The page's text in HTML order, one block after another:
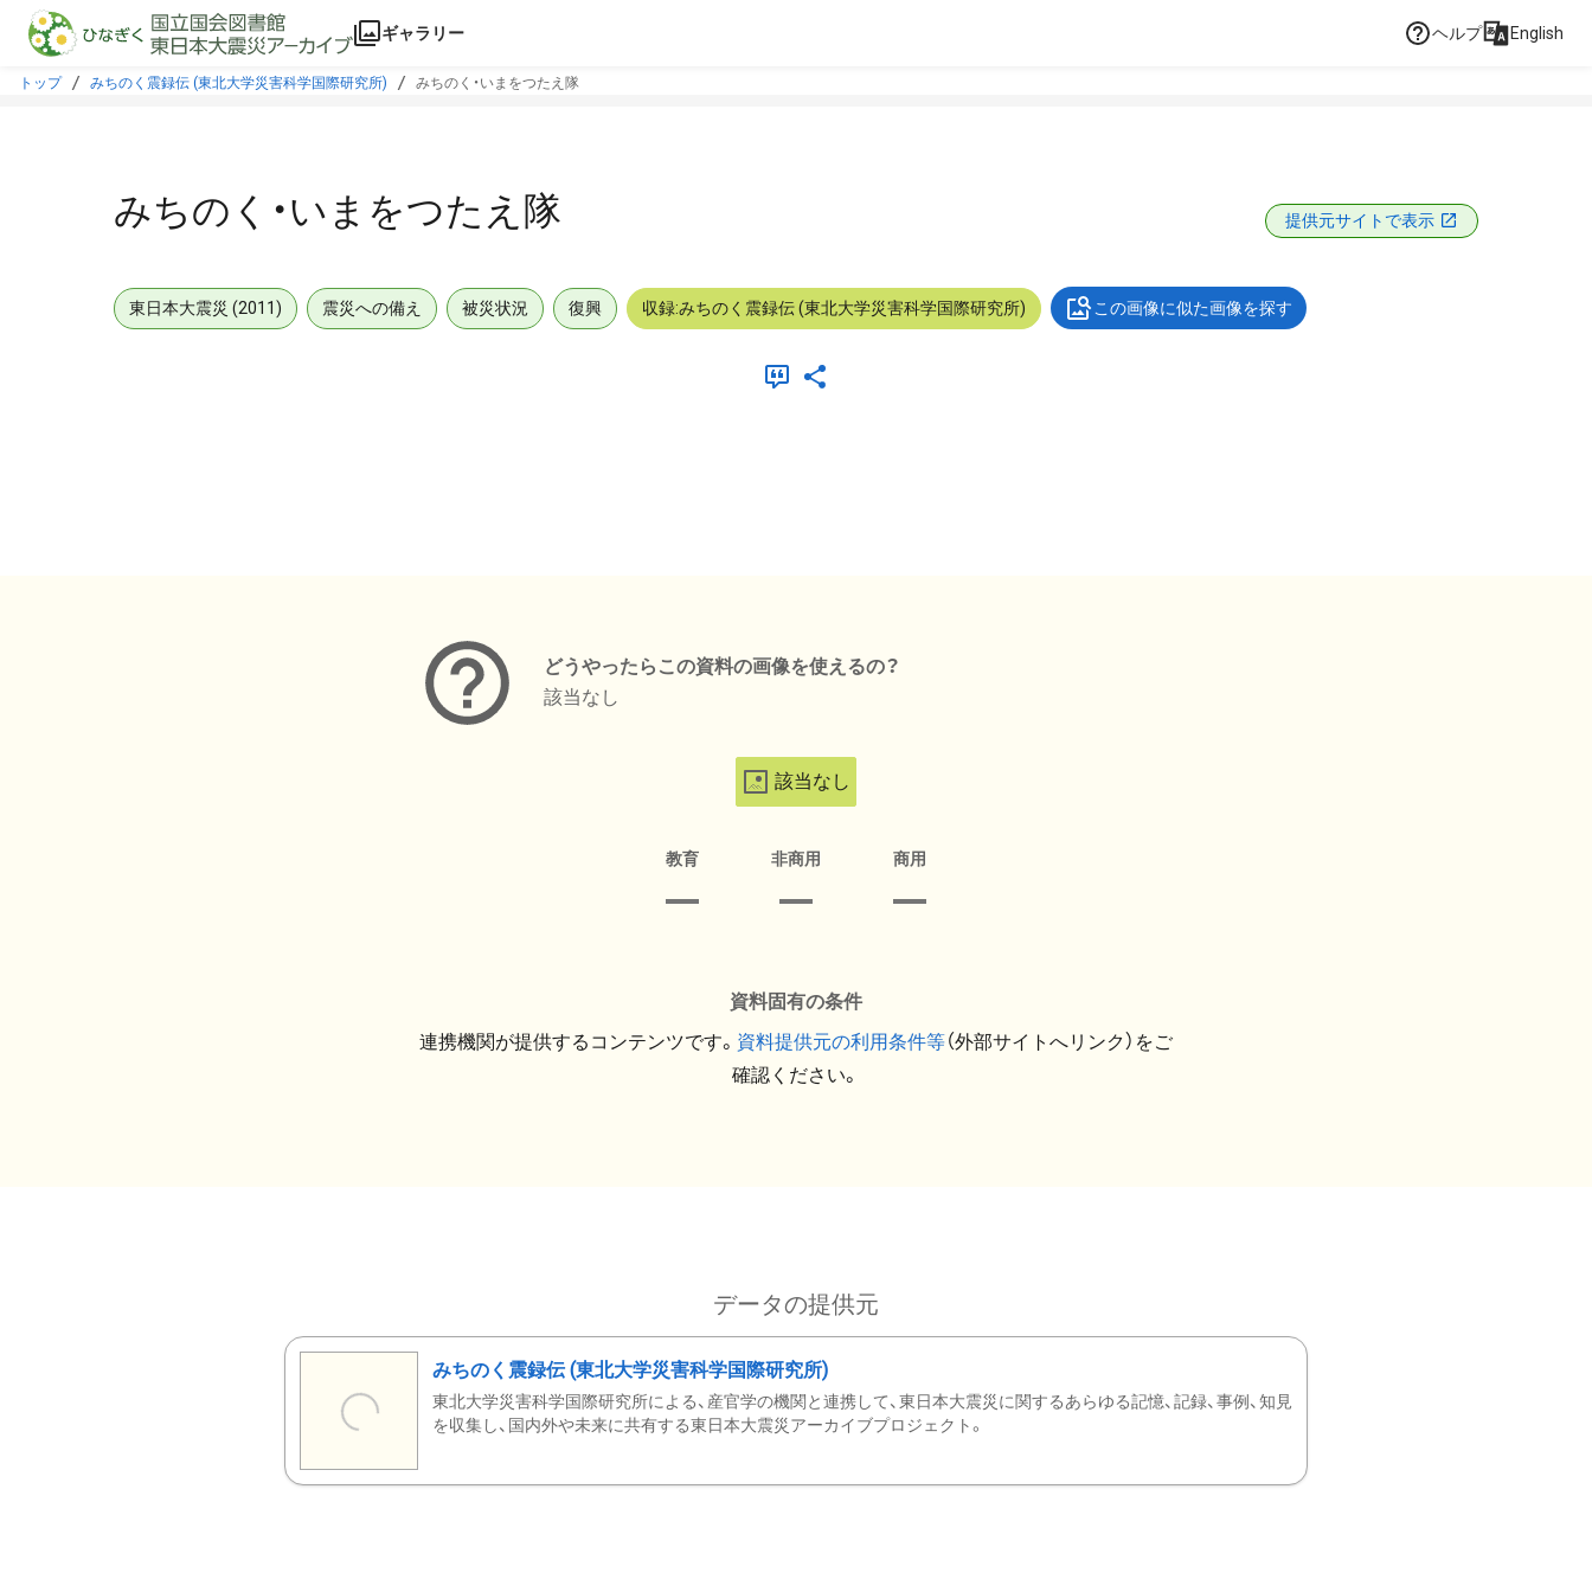
本文に飛ぶ
ギャラリー ヘルプ English
トップ みちのく震録伝 (東北大学災害科学国際研究所) みちのく・いまをつたえ隊
みちのく・いまをつたえ隊 提供元サイトで表示
東日本大震災 (2011) 震災への備え 被災状況 復興 収録:みちのく震録伝 (東北大学災害科学国際研究所) この画像に似た画像を探す
どうやったらこの資料の画像を使えるの？
該当なし
該当なし
教育 非商用 商用
資料固有の条件
連携機関が提供するコンテンツです。 資料提供元の利用条件等（外部サイトへリンク）をご
確認ください。
データの提供元
みちのく震録伝 (東北大学災害科学国際研究所)
東北大学災害科学国際研究所による、産官学の機関と連携して、東日本大震災に関するあらゆる記憶、記録、事例、知見
を収集し、国内外や未来に共有する東日本大震災アーカイブプロジェクト。